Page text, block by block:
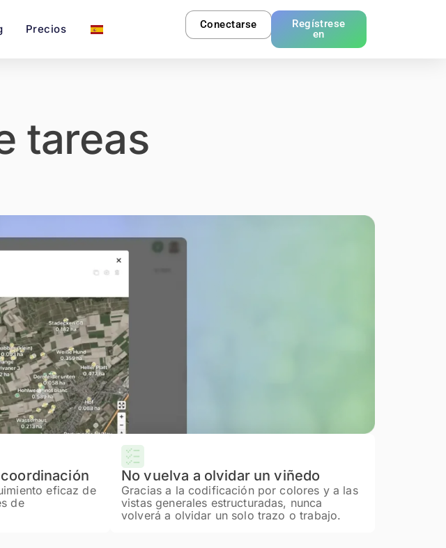
Precios Conectarse
Regístrese
en
tareas
eficaz de
de
No vuelva a olvidar un viñedo
Gracias a la codificación por colores y a las
vistas generales estructuradas, nunca
volverá a olvidar un solo trazo o trabajo.